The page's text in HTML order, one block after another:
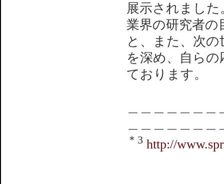
展示されまし
業界の研究者の
と、また、次
を深め、自ら
ております。
＊3 http://